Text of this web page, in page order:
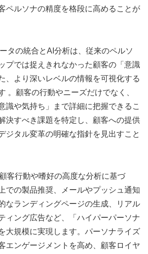
ペルソナの精度を格段に高めることが
タの統合とAI分析は、従来のペルソ
プでは捉えきれなかった顧客の「意識
、より深いレベルの情報を可視化する
。顧客の行動やニーズだけでなく、
識や気持ち」まで詳細に把握できるこ
決すべき課題を特定し、顧客への提供
ジタル変革の明確な指針を見出すこと
客行動や嗜好の高度な分析に基づ
での製品推奨、メールやプッシュ通知
なランディングページの生成、リアル
ィング広告など、「ハイパーパーソナ
大規模に実現します。パーソナライズ
エンゲージメントを高め、顧客ロイヤ